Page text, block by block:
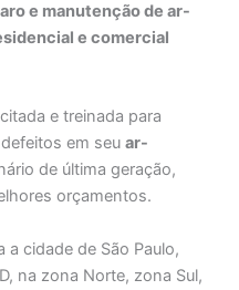
e manutenção de ar-
e comercial
e treinada para
em seuar-
de última geração,
orçamentos.
cidade de São Paulo,
na zona Norte, zona Sul,